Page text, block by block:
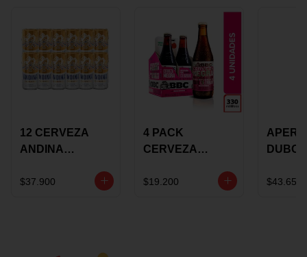
12 CERVEZA
ANDINA
LATON
$37.900
4 PACK
CERVEZA
ROSE BBC
$19.200
VINO
$43.650